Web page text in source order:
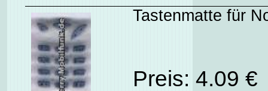
Tastenmatte für
Preis: 4.09